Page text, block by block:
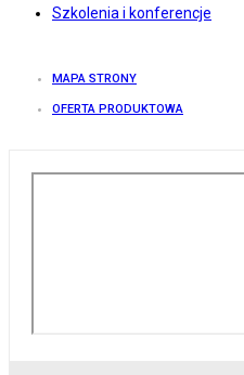
Szkolenia i konferencje
MAPA STRONY
OFERTA PRODUKTOWA